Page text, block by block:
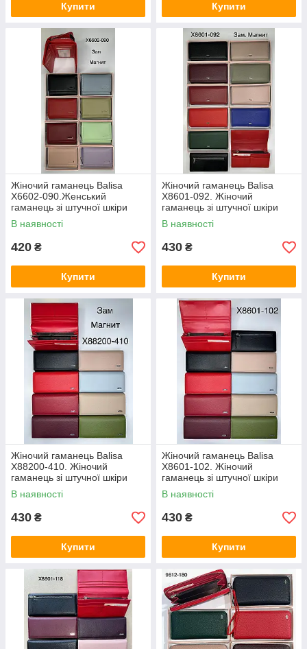
Купити Купити
Жіночий гаманець Balisa
X6602-090.Женський
гаманець зі штучної шкіри
закривається на магніт
купити гуртом
В наявності
420 ₴
Купити
Жіночий гаманець Balisa
X8601-092. Жіночий
гаманець зі штучної шкіри
закривається на магніт
купити гуртом
В наявності
430 ₴
Купити
Жіночий гаманець Balisa
Х88200-410. Жіночий
гаманець зі штучної шкіри
закривається на магніт
В наявності
430 ₴
Купити
Жіночий гаманець Balisa
Х8601-102. Жіночий
гаманець зі штучної шкіри
закривається на магніт
В наявності
430 ₴
Купити